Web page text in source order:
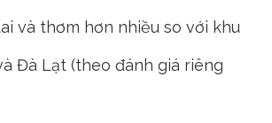
và thơm hơn nhiều so với khu
Đà Lạt (theo đánh giá riêng